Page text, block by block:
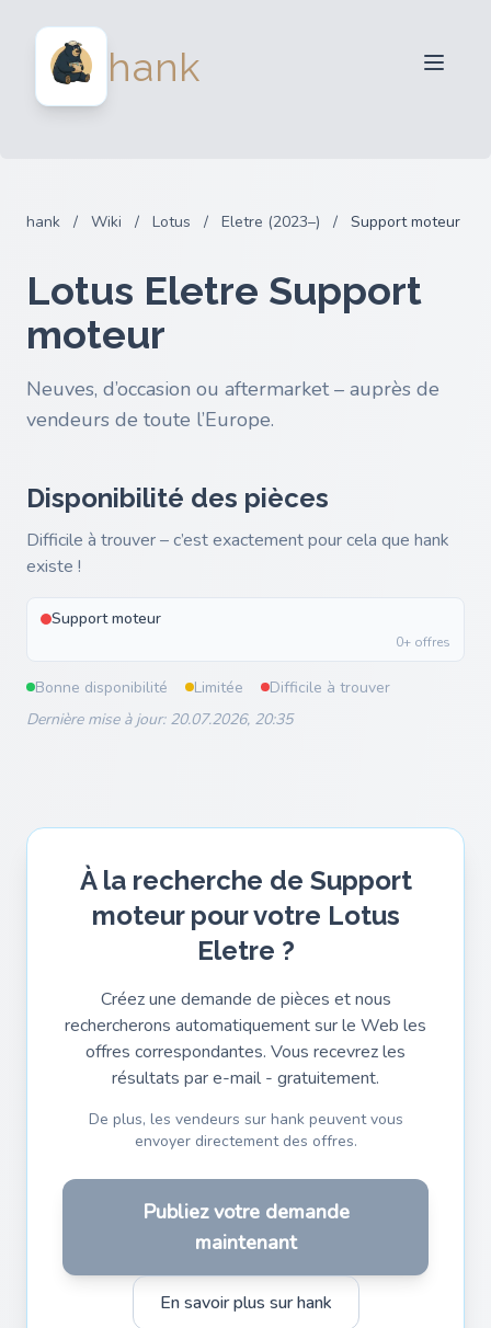
hank
Connexion
hank / Wiki / Lotus / Eletre (2023–) / Support moteur
Lotus Eletre Support
moteur
Neuves, d’occasion ou aftermarket – auprès de
vendeurs de toute l’Europe.
Disponibilité des pièces
Difficile à trouver – c’est exactement pour cela que hank
existe !
Support moteur
0+ offres
Bonne disponibilité Limitée
Difficile à trouver
Dernière mise à jour: 20.07.2026, 20:35
À la recherche de Support
moteur pour votre Lotus
Eletre ?
Créez une demande de pièces et nous
rechercherons automatiquement sur le Web les
offres correspondantes. Vous recevrez les
résultats par e-mail - gratuitement.
De plus, les vendeurs sur hank peuvent vous
envoyer directement des offres.
Publiez votre demande
maintenant
En savoir plus sur hank